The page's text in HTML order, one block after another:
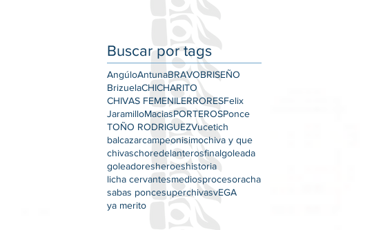
AngúloAntunaBRAVOBRISEÑO
BrizuelaCHICHARITO
CHIVAS FEMENILERRORESFelix
JaramilloMaciasPORTEROSPonce
TOÑO RODRIGUEZVucetich
balcazarcampeonisimochiva y que
chivaschoredelanterosfinalgoleada
goleadoresheroeshistoria
licha cervantesmediosprocesoracha
sabas poncesuperchivasvEGA
ya merito
Buscar por tags